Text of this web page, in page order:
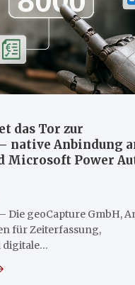
das Tor zur
native Anbindung
Microsoft Power
Die geoCapture GmbH,
für Zeiterfassung,
digitale…